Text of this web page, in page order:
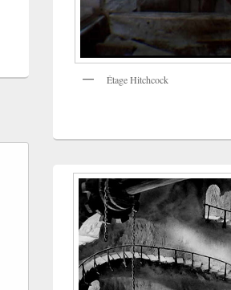
Étage Hitchcock